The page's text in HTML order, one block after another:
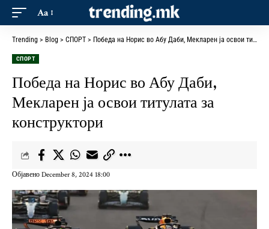
Aa
Trending > Blog > СПОРТ > Победа на Норис во Абу Даби, Мекларен ја освои титулата за конструктори
СПОРТ
Победа на Норис во Абу Даби,
Мекларен ја освои титулата за
конструктори
Објавено December 8, 2024 18:00